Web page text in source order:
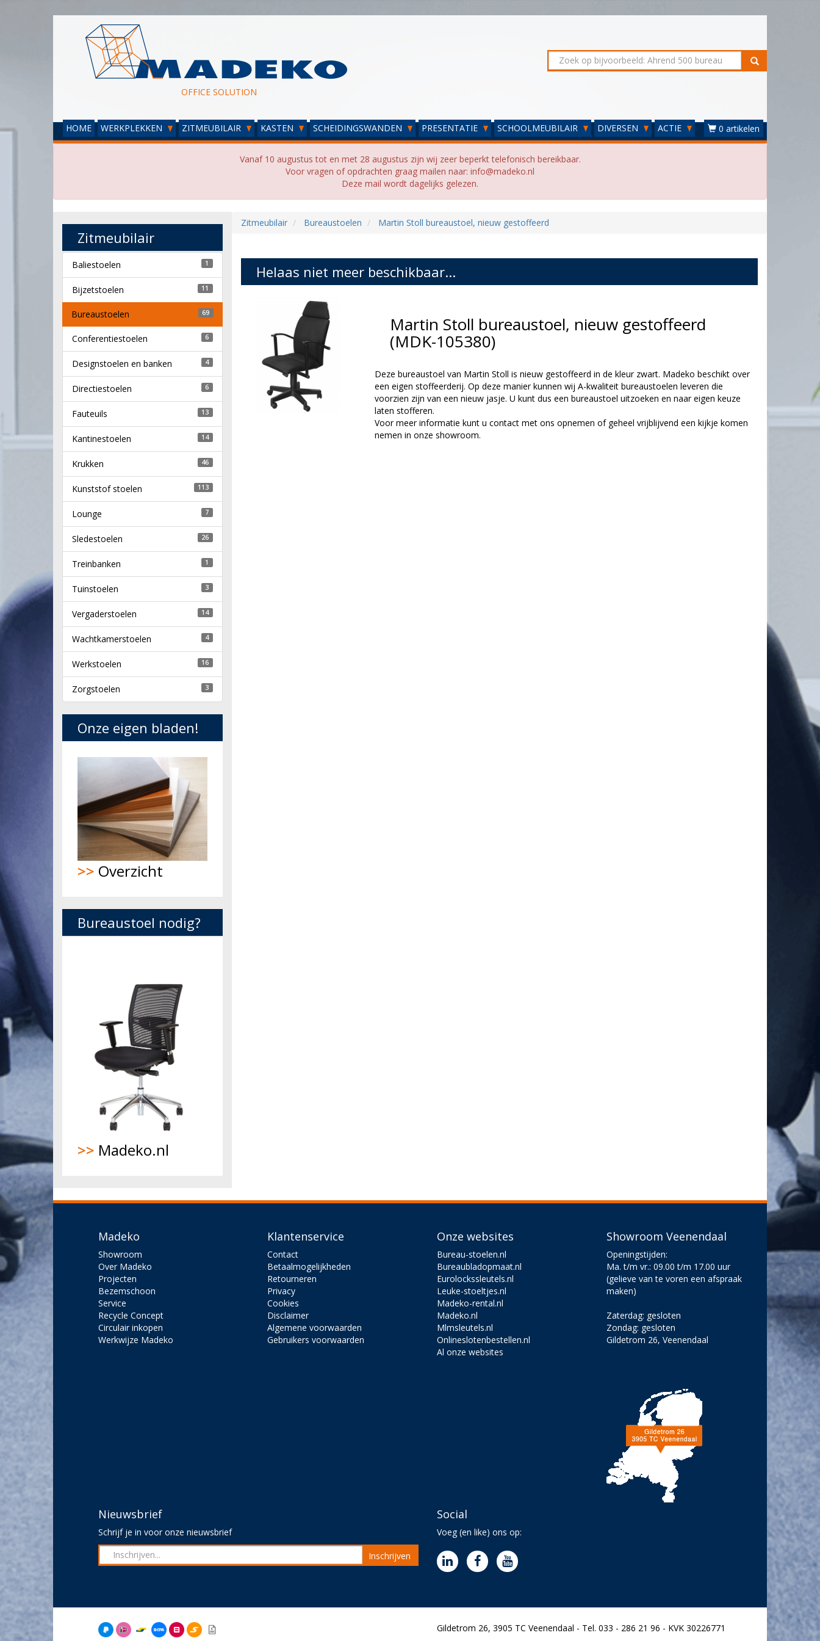
OFFICE SOLUTION
HOME WERKPLEKKEN ZITMEUBILAIR KASTEN SCHEIDINGSWANDEN PRESENTATIE SCHOOLMEUBILAIR DIVERSEN ACTIE 0 artikelen
Vanaf 10 augustus tot en met 28 augustus zijn wij zeer beperkt telefonisch bereikbaar.
Voor vragen of opdrachten graag mailen naar: info@madeko.nl
Deze mail wordt dagelijks gelezen.
Zitmeubilair Bureaustoelen Martin Stoll bureaustoel, nieuw gestoffeerd
Helaas niet meer beschikbaar...
Martin Stoll bureaustoel, nieuw gestoffeerd
(MDK-105380)
Deze bureaustoel van Martin Stoll is nieuw gestoffeerd in de kleur zwart. Madeko beschikt over
een eigen stoffeerderij. Op deze manier kunnen wij A-kwaliteit bureaustoelen leveren die
voorzien zijn van een nieuw jasje. U kunt dus een bureaustoel uitzoeken en naar eigen keuze
laten stofferen.
Voor meer informatie kunt u contact met ons opnemen of geheel vrijblijvend een kijkje komen
nemen in onze showroom.
Zitmeubilair
Baliestoelen 1
Bijzetstoelen 11
Bureaustoelen 69
Conferentiestoelen 6
Designstoelen en banken 4
Directiestoelen 6
Fauteuils 13
Kantinestoelen 14
Krukken 46
Kunststof stoelen 113
Lounge 7
Sledestoelen 26
Treinbanken 1
Tuinstoelen 3
Vergaderstoelen 14
Wachtkamerstoelen 4
Werkstoelen 16
Zorgstoelen 3
Onze eigen bladen!
>> Overzicht
Bureaustoel nodig?
>> Madeko.nl
Madeko
Showroom
Over Madeko
Projecten
Bezemschoon
Service
Recycle Concept
Circulair inkopen
Werkwijze Madeko
Klantenservice
Contact
Betaalmogelijkheden
Retourneren
Privacy
Cookies
Disclaimer
Algemene voorwaarden
Gebruikers voorwaarden
Onze websites
Bureau-stoelen.nl
Bureaubladopmaat.nl
Eurolockssleutels.nl
Leuke-stoeltjes.nl
Madeko-rental.nl
Madeko.nl
Mlmsleutels.nl
Onlineslotenbestellen.nl
Al onze websites
Showroom Veenendaal
Openingstijden:
Ma. t/m vr.: 09.00 t/m 17.00 uur
(gelieve van te voren een afspraak
maken)
Zaterdag: gesloten
Zondag: gesloten
Gildetrom 26, Veenendaal
Nieuwsbrief
Schrijf je in voor onze nieuwsbrief
Inschrijven
Social
Voeg (en like) ons op:
Gildetrom 26, 3905 TC Veenendaal - Tel. 033 - 286 21 96 - KVK 30226771